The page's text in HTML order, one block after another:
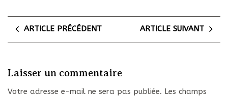
ARTICLE PRÉCÉDENT ARTICLE SUIVANT
Laisser un commentaire
Votre adresse e-mail ne sera pas publiée. Les champs